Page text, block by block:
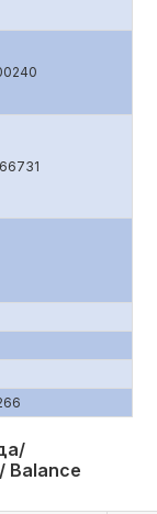
Balance